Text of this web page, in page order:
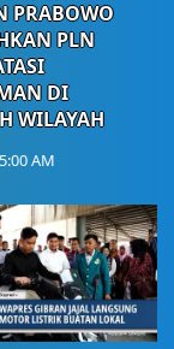
PRABOWO
PLN
DI
WILAYAH
AM